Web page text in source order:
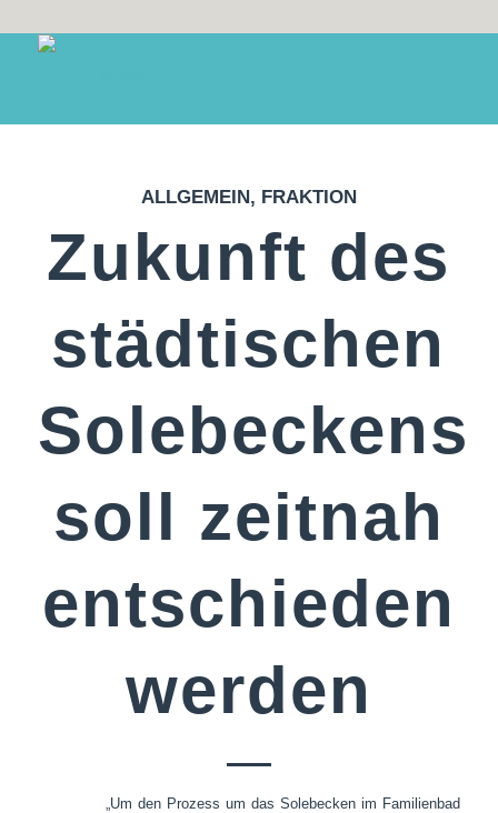
ALLGEMEIN, FRAKTION
Zukunft des
städtischen
Solebeckens
soll zeitnah
entschieden
werden
„Um den Prozess um das Solebecken im Familienbad